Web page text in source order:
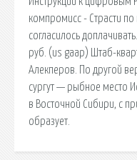
компромисс - Страсти по
согласилось
руб. (us gaap) Штаб-
Алекперов. По другой
сургут — рыбное место
в Восточной Сибири, с
образует.